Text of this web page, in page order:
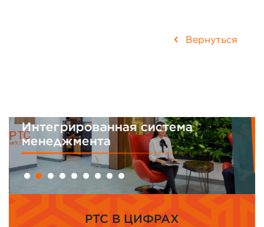
Вернуться
Интегрированная система
менеджмента
PTC В ЦИФРАХ